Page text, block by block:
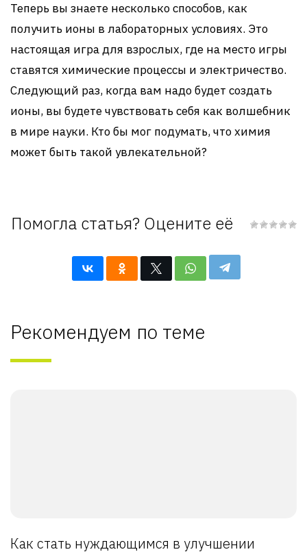
Теперь вы знаете несколько способов, как
получить ионы в лабораторных условиях. Это
настоящая игра для взрослых, где на место игры
ставятся химические процессы и электричество.
Следующий раз, когда вам надо будет создать
ионы, вы будете чувствовать себя как волшебник
в мире науки. Кто бы мог подумать, что химия
может быть такой увлекательной?
Помогла статья? Оцените её
Рекомендуем по теме
Как стать нуждающимся в улучшении